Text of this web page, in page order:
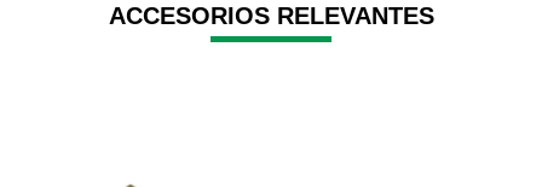
ACCESORIOS RELEVANTES